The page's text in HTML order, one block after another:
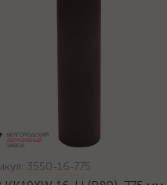
3550-16-775